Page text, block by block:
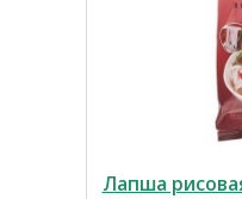
Лапша